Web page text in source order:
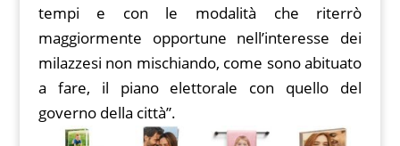
tempi e con le modalità che riterrò
maggiormente opportune nell’interesse dei
milazzesi non mischiando, come sono abituato
a fare, il piano elettorale con quello del
governo della città”.